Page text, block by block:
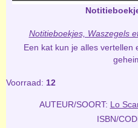
Notitieboekjes, Waszegels
Een kat kun je alles vertellen
Voorraad: 12
AUTEUR/SOORT: Lo
ISBN/